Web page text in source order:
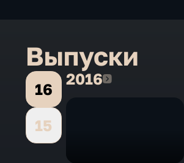
Выпуски
16
15
20162016